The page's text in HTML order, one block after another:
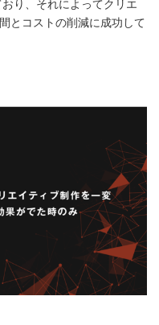
り、それによってクリエ
とコストの削減に成功して